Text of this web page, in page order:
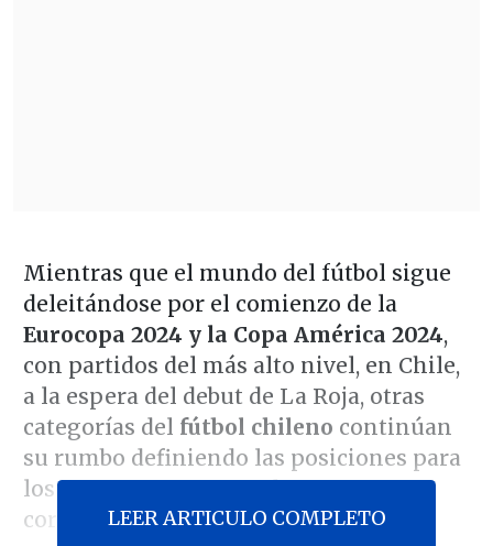
Mientras que el mundo del fútbol sigue
deleitándose por el comienzo de la
Eurocopa 2024 y la Copa América 2024,
con partidos del más alto nivel, en Chile,
a la espera del debut de La Roja, otras
categorías del fútbol chileno continúan
su rumbo definiendo las posiciones para
los nuevos ascensos y descensos
correspondientes.
LEER ARTICULO COMPLETO